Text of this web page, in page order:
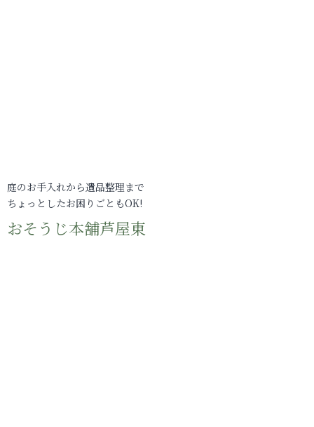
庭のお手入れから遺品整理まで
ちょっとしたお困りごともOK!
おそうじ本舗芦屋東